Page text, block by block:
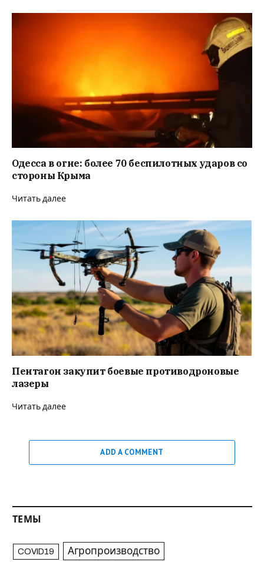
Одесса в огне: более 70 беспилотных ударов со
стороны Крыма
Читать далее
Пентагон закупит боевые противодроновые
лазеры
Читать далее
ADD A COMMENT
ТЕМЫ
COVID19 Агропроизводство